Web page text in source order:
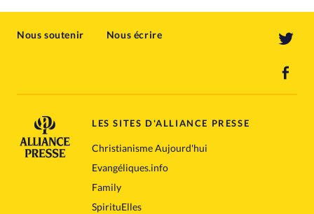
Nous soutenir Nous écrire
LES SITES D'ALLIANCE PRESSE
Christianisme Aujourd'hui
Evangéliques.info
Family
SpirituElles